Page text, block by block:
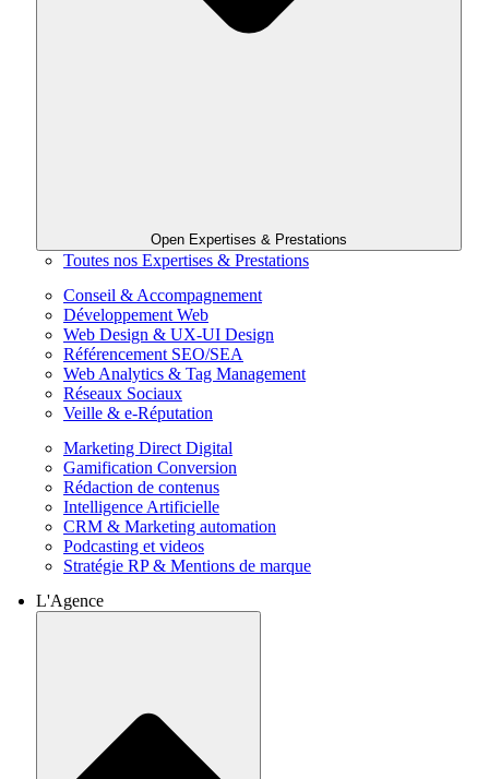
Open Expertises & Prestations
Toutes nos Expertises & Prestations
Conseil & Accompagnement
Développement Web
Web Design & UX-UI Design
Référencement SEO/SEA
Web Analytics & Tag Management
Réseaux Sociaux
Veille & e-Réputation
Marketing Direct Digital
Gamification Conversion
Rédaction de contenus
Intelligence Artificielle
CRM & Marketing automation
Podcasting et videos
Stratégie RP & Mentions de marque
L'Agence